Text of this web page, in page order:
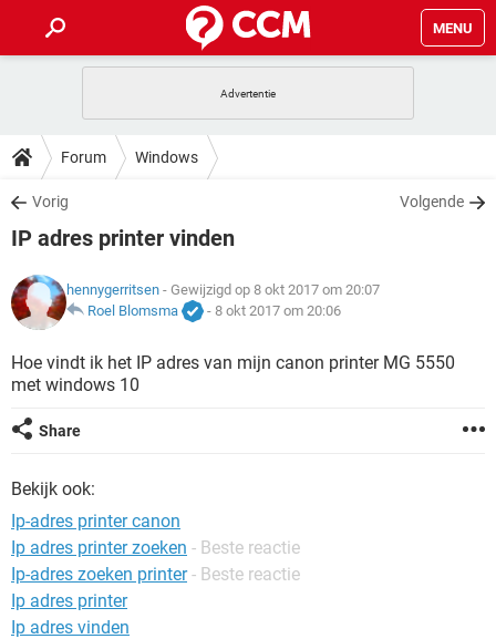
MENU
INSTAGRAM
NETFLIX
GRATIS
TIKTOK
HOW-TO
VIDEOBELLEN
GRATIS SNAPCHAT
TIKTOK
DOWNLOADS
VIDEOBELLEN
INSTAGRAM
NETFLIX CORONAVIRUS
GRATIS
TIKTOK
VIDEOBELLEN GAMES
INSTAGRAM
NETFLIX CORONAVIRUS
ARTIKELEN
VIDEOBELLEN
INSTAGRAM
NETFLIX
TIKTOK
Forum Windows
Vorig Volgende
IP adres printer vinden
hennygerritsen - Gewijzigd op 8 okt 2017 om 20:07
Roel Blomsma
- 8 okt 2017 om 20:06
Hoe vindt ik het IP adres van mijn canon printer MG 5550
met windows 10
Share
Bekijk ook:
Ip-adres printer canon
Ip adres printer zoeken - Beste reactie
Ip-adres zoeken printer - Beste reactie
Ip adres printer
Ip adres vinden